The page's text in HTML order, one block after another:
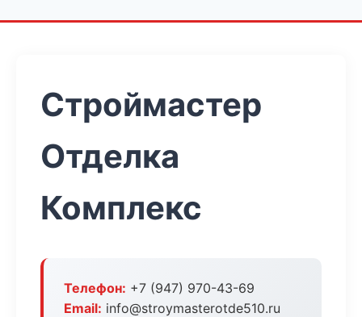
Строймастер
Отделка
Комплекс
Телефон: +7 (947) 970-43-69
Email: info@stroymasterotde510.ru